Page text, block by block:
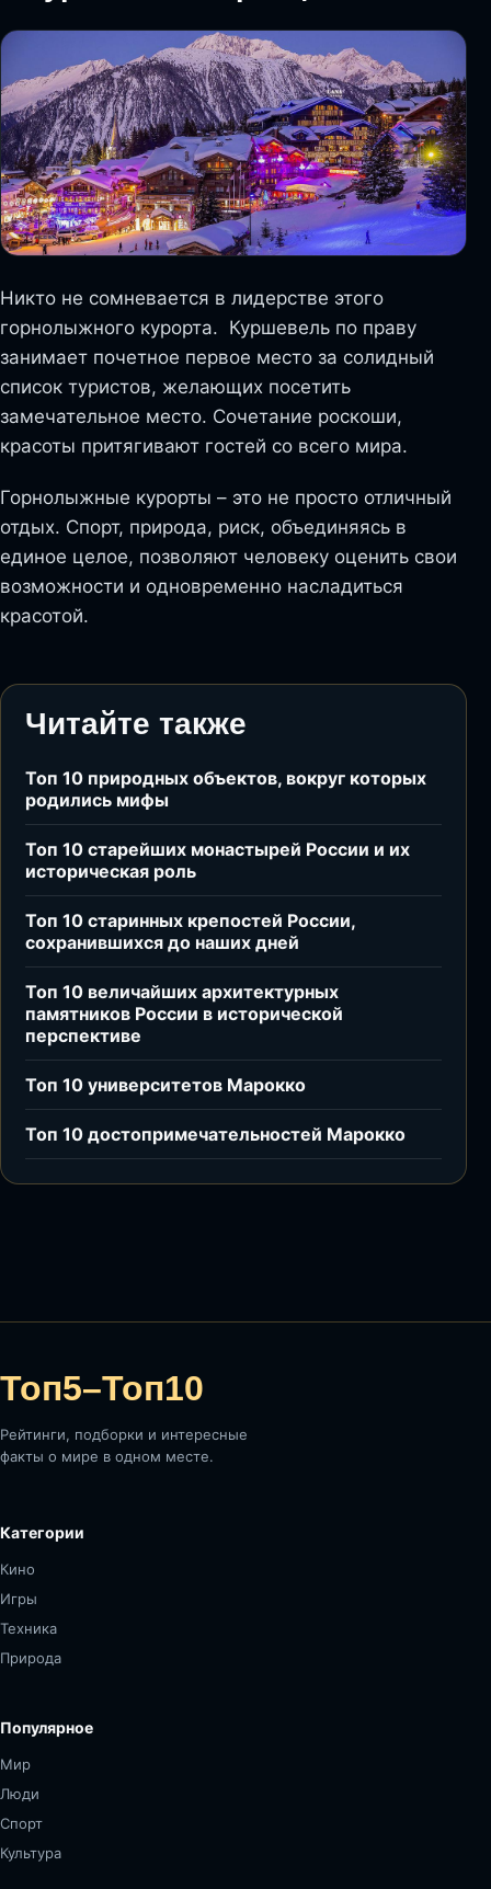
Никто не сомневается в лидерстве этого
горнолыжного курорта. Куршевель по праву
занимает почетное первое место за солидный
список туристов, желающих посетить
замечательное место. Сочетание роскоши,
красоты притягивают гостей со всего мира.
Горнолыжные курорты – это не просто отличный
отдых. Спорт, природа, риск, объединяясь в
единое целое, позволяют человеку оценить свои
возможности и одновременно насладиться
красотой.
Читайте также
Топ 10 природных объектов, вокруг которых
родились мифы
Топ 10 старейших монастырей России и их
историческая роль
Топ 10 старинных крепостей России,
сохранившихся до наших дней
Топ 10 величайших архитектурных
памятников России в исторической
перспективе
Топ 10 университетов Марокко
Топ 10 достопримечательностей Марокко
Топ5–Топ10
Рейтинги, подборки и интересные
факты о мире в одном месте.
Категории
Кино
Игры
Техника
Природа
Популярное
Мир
Люди
Спорт
Культура